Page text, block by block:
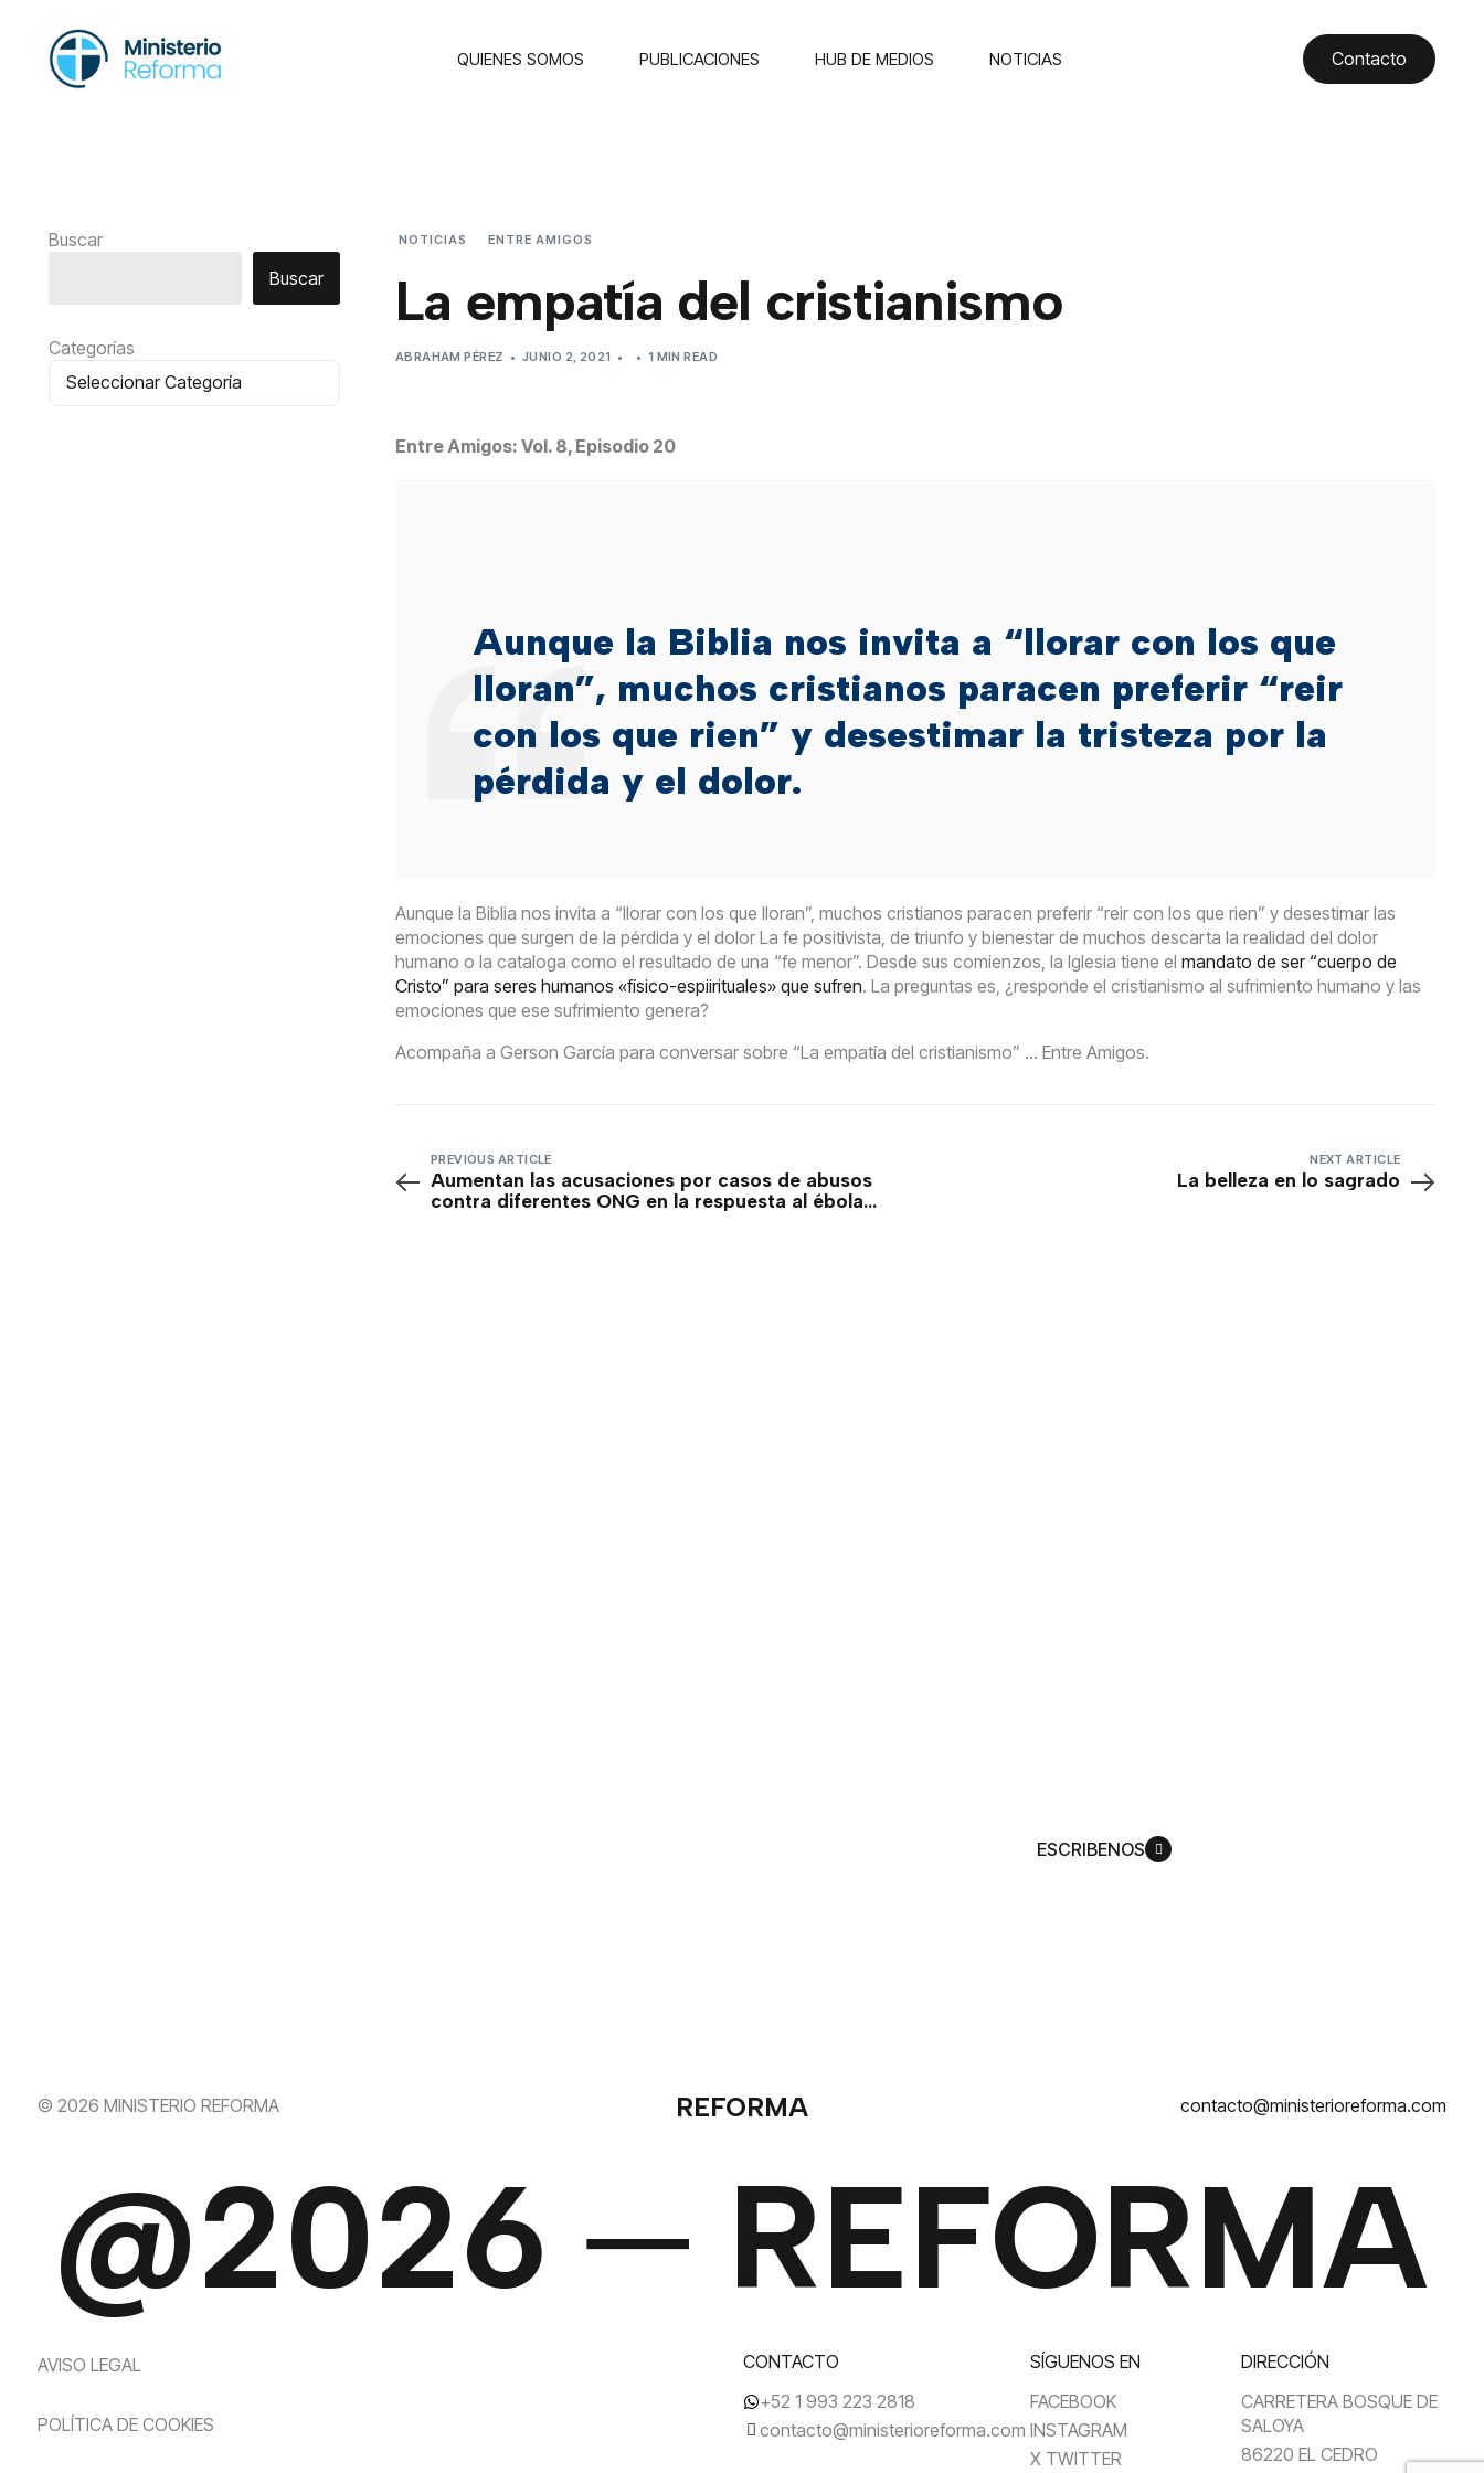
QUIENES SOMOS PUBLICACIONES HUB DE MEDIOS NOTICIAS Contacto
NOTICIAS ENTRE AMIGOS
La empatía del cristianismo
ABRAHAM PÉREZ JUNIO 2, 2021 1 MIN READ
Entre Amigos: Vol. 8, Episodio 20
Aunque la Biblia nos invita a “llorar con los que
lloran”, muchos cristianos paracen preferir “reir
con los que rien” y desestimar la tristeza por la
pérdida y el dolor.
Aunque la Biblia nos invita a “llorar con los que lloran”, muchos cristianos paracen preferir “reir con los que rien” y desestimar las
emociones que surgen de la pérdida y el dolor La fe positivista, de triunfo y bienestar de muchos descarta la realidad del dolor
humano o la cataloga como el resultado de una “fe menor”. Desde sus comienzos, la Iglesia tiene el mandato de ser “cuerpo de
Cristo” para seres humanos «físico-espiirituales» que sufren. La preguntas es, ¿responde el cristianismo al sufrimiento humano y las
emociones que ese sufrimiento genera?
Acompaña a Gerson García para conversar sobre “La empatía del cristianismo” … Entre Amigos.
PREVIOUS ARTICLE
Aumentan las acusaciones por casos de abusos
contra diferentes ONG en la respuesta al ébola
NEXT ARTICLE
La belleza en lo sagrado
Buscar
Buscar
Categorías
ESCRIBENOS
© 2026 MINISTERIO REFORMA REFORMA contacto@ministerioreforma.com
@2026 ─ REFORMA
AVISO LEGAL
POLÍTICA DE COOKIES
CONTACTO
+52 1 993 223 2818
contacto@ministerioreforma.com
SÍGUENOS EN
FACEBOOK
INSTAGRAM
X TWITTER
DIRECCIÓN
CARRETERA BOSQUE DE
SALOYA
86220 EL CEDRO